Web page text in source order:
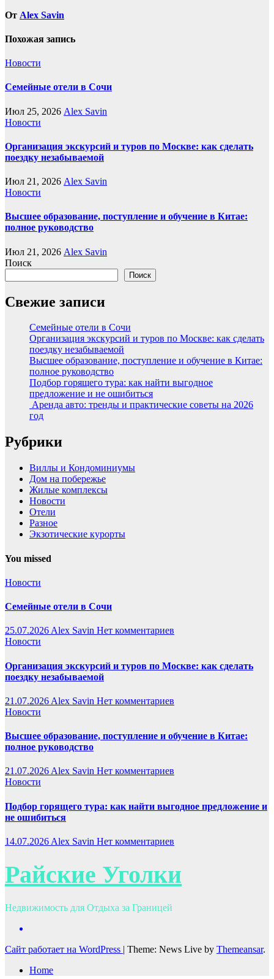
От Alex Savin
Похожая запись
Новости
Семейные отели в Сочи
Июл 25, 2026 Alex Savin
Новости
Организация экскурсий и туров по Москве: как сделать
поездку незабываемой
Июл 21, 2026 Alex Savin
Новости
Высшее образование, поступление и обучение в Китае:
полное руководство
Июл 21, 2026 Alex Savin
Поиск
Поиск
Свежие записи
Семейные отели в Сочи
Организация экскурсий и туров по Москве: как сделать
поездку незабываемой
Высшее образование, поступление и обучение в Китае:
полное руководство
Подбор горящего тура: как найти выгодное
предложение и не ошибиться
Аренда авто: тренды и практические советы на 2026
год
Рубрики
Виллы и Кондоминиумы
Дом на побережье
Жилые комплексы
Новости
Отели
Разное
Экзотические курорты
You missed
Новости
Семейные отели в Сочи
25.07.2026 Alex Savin Нет комментариев
Новости
Организация экскурсий и туров по Москве: как сделать
поездку незабываемой
21.07.2026 Alex Savin Нет комментариев
Новости
Высшее образование, поступление и обучение в Китае:
полное руководство
21.07.2026Alex Savin Нет комментариев
Новости
Подбор горящего тура: как найти выгодное предложение и
не ошибиться
14.07.2026 Alex Savin Нет комментариев
Райские Уголки
Недвижимость для Отдыха за Границей
Сайт работает на WordPress | Theme: News Live by Themeansar.
Home